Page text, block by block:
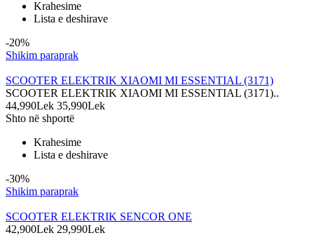
Krahesime
Lista e deshirave
-20%
Shikim paraprak
SCOOTER ELEKTRIK XIAOMI MI ESSENTIAL (3171)
SCOOTER ELEKTRIK XIAOMI MI ESSENTIAL (3171)..
44,990Lek 35,990Lek
Shto në shportë
Krahesime
Lista e deshirave
-30%
Shikim paraprak
SCOOTER ELEKTRIK SENCOR ONE
42,900Lek 29,990Lek